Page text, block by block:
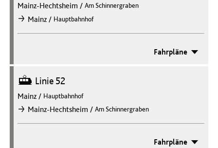
Mainz-Hechtsheim / Am Schinnergraben
nachMainz / Hauptbahnhof
Fahrpläne
Straßenbahn
Linie 52
Mainz / Hauptbahnhof
nachMainz-Hechtsheim / Am Schinnergraben
Fahrpläne